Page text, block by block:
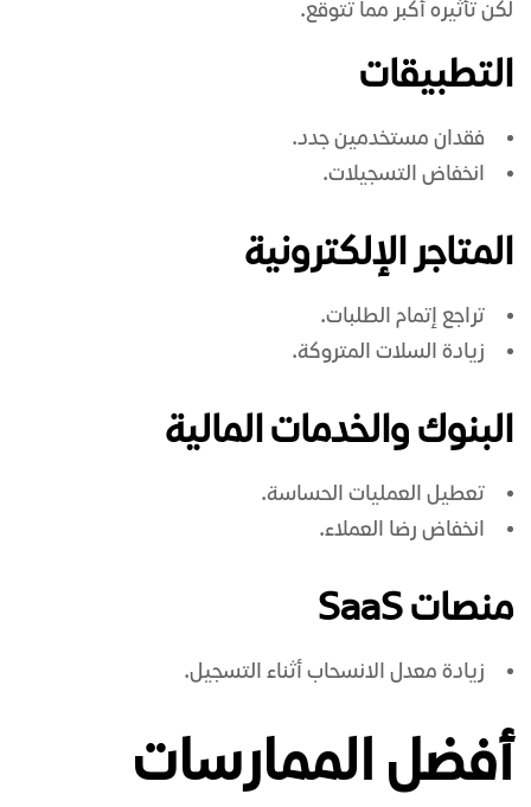
لكن تأثيره أكبر مما تتوقع.
التطبيقات
فقدان مستخدمين جدد.
انخفاض التسجيلات.
المتاجر الإلكترونية
تراجع إتمام الطلبات.
زيادة السلات المتروكة.
البنوك والخدمات المالية
تعطيل العمليات الحساسة.
انخفاض رضا العملاء.
منصات SaaS
زيادة معدل الانسحاب أثناء التسجيل.
أفضل الممارسات